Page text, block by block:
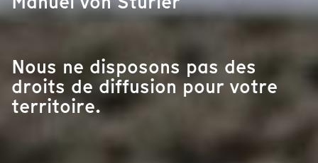
Nous ne disposons pas des
droits de diffusion pour votre
territoire.